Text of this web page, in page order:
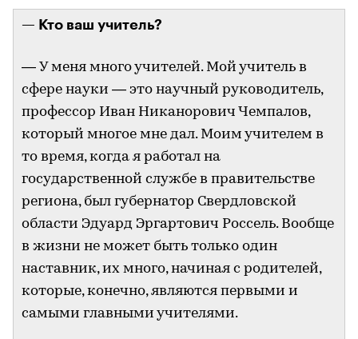
— Кто ваш учитель?
— У меня много учителей. Мой учитель в
сфере науки — это научный руководитель,
профессор Иван Никанорович Чемпалов,
который многое мне дал. Моим учителем в
то время, когда я работал на
государственной службе в правительстве
региона, был губернатор Свердловской
области Эдуард Эргартович Россель. Вообще
в жизни не может быть только один
наставник, их много, начиная с родителей,
которые, конечно, являются первыми и
самыми главными учителями.